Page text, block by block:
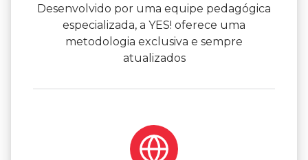
Desenvolvido por uma equipe pedagógica
especializada, a YES! oferece uma
metodologia exclusiva e sempre
atualizados